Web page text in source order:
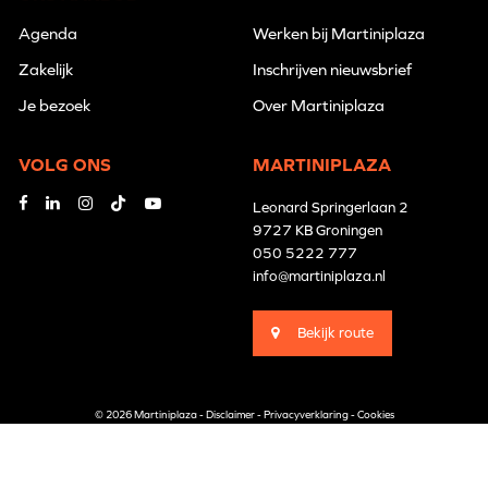
Agenda
Zakelijk
Je bezoek
Werken bij Martiniplaza
Inschrijven nieuwsbrief
Over Martiniplaza
VOLG ONS MARTINIPLAZA
Leonard Springerlaan 2
9727 KB Groningen
050 5222 777
info@martiniplaza.nl
Bekijk route
© 2026 Martiniplaza -Disclaimer-Privacyverklaring-Cookies